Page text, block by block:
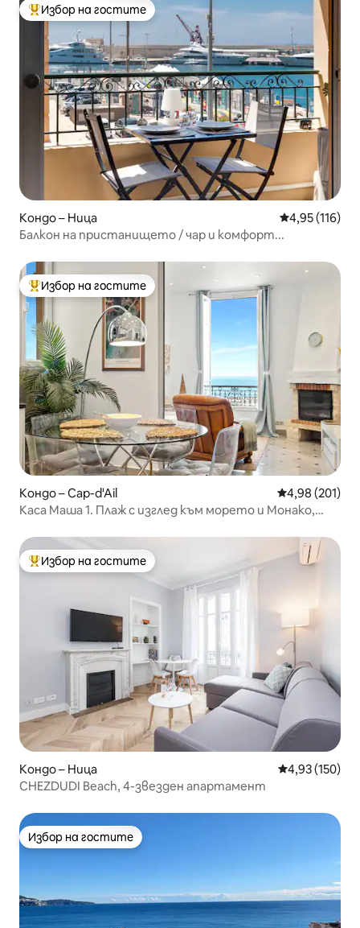
Най-популярен избор на гостите
Избор на гостите
Кондо – Ница Средна
4,95 (116)
Балкон на пристанището / чар и комфорт...
Най-популярен избор на гостите
Избор на гостите
Кондо – Cap-d'Ail Средна
4,98 (201)
Каса Маша 1. Плаж с изглед към морето и Монако,
Най-популярен избор на гостите
Избор на гостите
Кондо – Ница Средна
4,93 (150)
CHEZDUDI Beach, 4-звезден апартамент
Избор на гостите
Избор на гостите